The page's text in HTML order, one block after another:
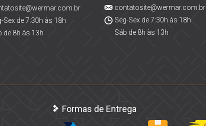
Sex de 7:30h às 18h
de 8h às 13h
contatosite@wermar.com.br
Seg-Sex de 7:30h às 18h
Sáb de 8h às 13h
Formas de Entrega